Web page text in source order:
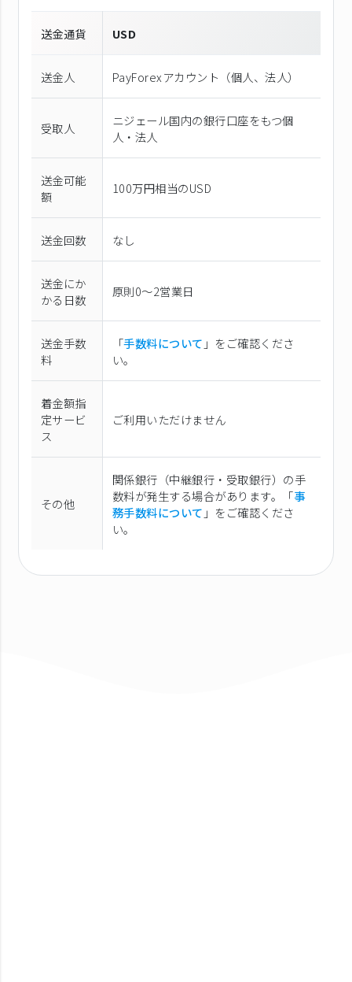
送金通貨 USD
送金人 PayForexアカウント（個⼈、法⼈）
受取人
ニジェール国内の銀行口座をもつ個
人・法人
送金可能
額
100万円相当のUSD
送金回数 なし
送金にか
かる日数
原則0〜2営業日
送金手数
料
「手数料について 」をご確認くださ
い。
着金額指
定サービ
ス
ご利用いただけません
その他
関係銀行（中継銀行・受取銀行）の手
数料が発生する場合があります。「事
務手数料について 」をご確認くださ
い。